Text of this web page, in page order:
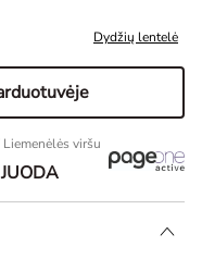
Dydžių lentelė
Liemenėlės viršutinė dalis - juoda